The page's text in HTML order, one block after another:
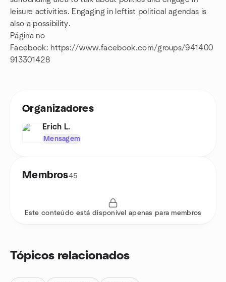
leisure activities. Engaging in leftist political agendas is
also a possibility.
Página no
Facebook: https://www.facebook.com/groups/941400
913301428
Organizadores
Erich L.
Mensagem
Membros45
Este conteúdo está disponível apenas para membros
Tópicos relacionados